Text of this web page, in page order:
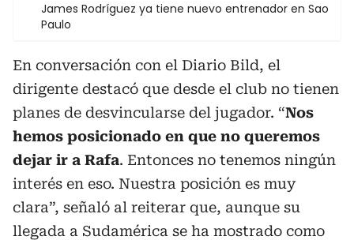
James Rodríguez ya tiene nuevo entrenador en Sao
Paulo
En conversación con el Diario Bild, el
dirigente destacó que desde el club no tienen
planes de desvincularse del jugador. “Nos
hemos posicionado en que no queremos
dejar ir a Rafa. Entonces no tenemos ningún
interés en eso. Nuestra posición es muy
clara”, señaló al reiterar que, aunque su
llegada a Sudamérica se ha mostrado como